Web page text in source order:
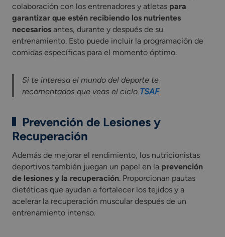
colaboración con los entrenadores y atletas para
garantizar que estén recibiendo los nutrientes
necesarios antes, durante y después de su
entrenamiento. Esto puede incluir la programación de
comidas específicas para el momento óptimo.
Si te interesa el mundo del deporte te
recomentados que veas el ciclo TSAF
Prevención de Lesiones y
Recuperación
Además de mejorar el rendimiento, los nutricionistas
deportivos también juegan un papel en la prevención
de lesiones y la recuperación. Proporcionan pautas
dietéticas que ayudan a fortalecer los tejidos y a
acelerar la recuperación muscular después de un
entrenamiento intenso.